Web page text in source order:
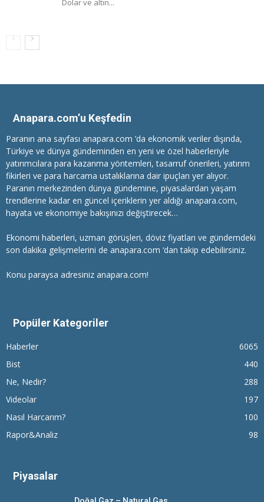
Dolar ve altın...
Anapara.com’u Keşfedin
Paranın ana sayfası anapara.com ’da ekonomik veriler dışında,
Türkiye ve dünya gündeminden en yeni ve özel haberleriyle
yatırımcılara para kazanma yöntemleri, tasarruf önerileri, yatırım
fikirleri ve para harcama ustalıklarına dair ipuçları yer alıyor.
Paranın merkezinden dünya gündemine, piyasalardan yaşam
trendlerine kadar en güncel içeriklerin yer aldığı anapara.com,
hayata ve ekonomiye bakışınızı değiştirecek…
Ekonomi haberleri, uzman görüşleri, döviz fiyatları ve gündemdeki
son dakika gelişmelerini de anapara.com ‘dan takip edebilirsiniz.
Konu paraysa adresiniz anapara.com!
Popüler Kategoriler
Haberler
6065
Bist
440
Ne, Nedir?
288
Videolar
197
Nasıl Harcarım?
100
Rapor&Analiz
98
Piyasalar